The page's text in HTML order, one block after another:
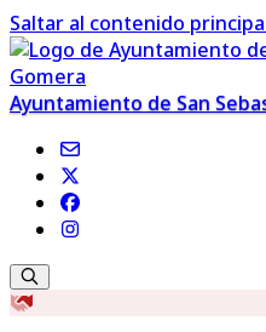
Saltar al contenido
Ayuntamiento de San